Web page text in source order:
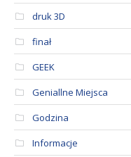
druk 3D
finał
GEEK
Geniallne Miejsca
Godzina
Informacje